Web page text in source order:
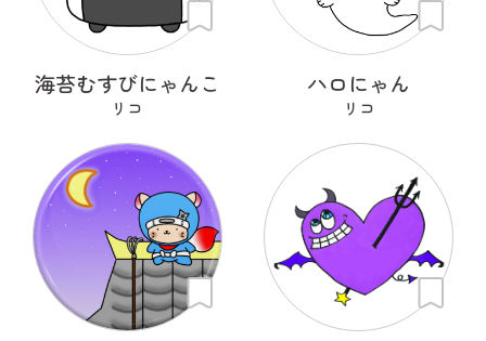
海苔むすびにゃんこ
リコ
ハロにゃん
リコ